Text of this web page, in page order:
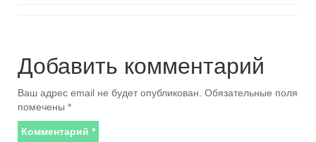
Добавить комментарий
Ваш адрес email не будет опубликован. Обязательные поля
помечены *
Комментарий *